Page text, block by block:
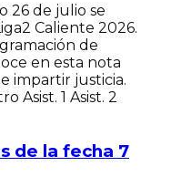
26 de julio se
Caliente 2026.
de
en esta nota
impartir justicia.
Asist. 1 Asist. 2
de la fecha 7